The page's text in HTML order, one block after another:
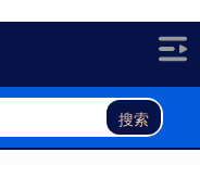
搜索